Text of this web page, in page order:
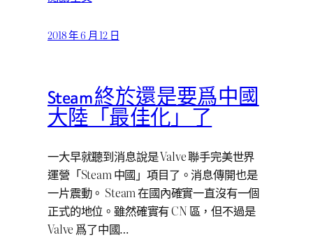
2018 年 6 月 12 日
Steam 終於還是要爲中國
大陸「最佳化」了
一大早就聽到消息說是 Valve 聯手完美世界
運營「Steam 中國」項目了。消息傳開也是
一片震動。 Steam 在國內確實一直沒有一個
正式的地位。雖然確實有 CN 區，但不過是
Valve 爲了中國…